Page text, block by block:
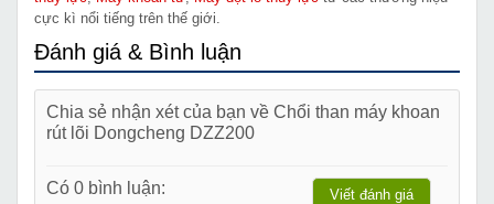
cực kì nổi tiếng trên thế giới.
Đánh giá & Bình luận
Chia sẻ nhận xét của bạn về Chổi than máy khoan
rút lõi Dongcheng DZZ200
Có 0 bình luận: Viết đánh giá